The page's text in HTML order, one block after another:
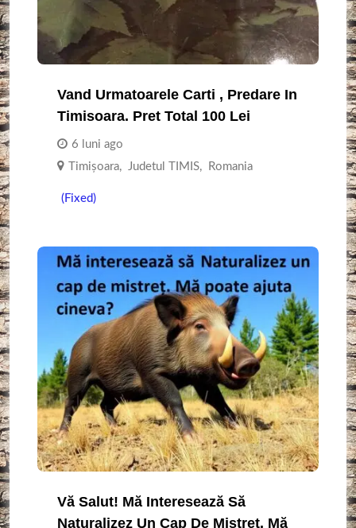
Vand Urmatoarele Carti , Predare In
Timisoara. Pret Total 100 Lei
6 luni ago
Timişoara, Judetul TIMIS, Romania
(Fixed)
Vă Salut! Mă Interesează Să
Naturalizez Un Cap De Mistreț. Mă